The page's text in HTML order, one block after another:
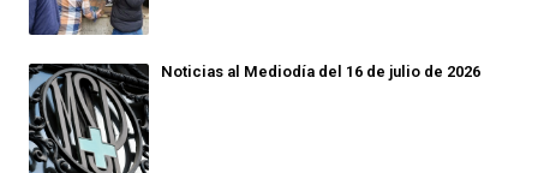
Noticias al Mediodía del 16 de julio de 2026